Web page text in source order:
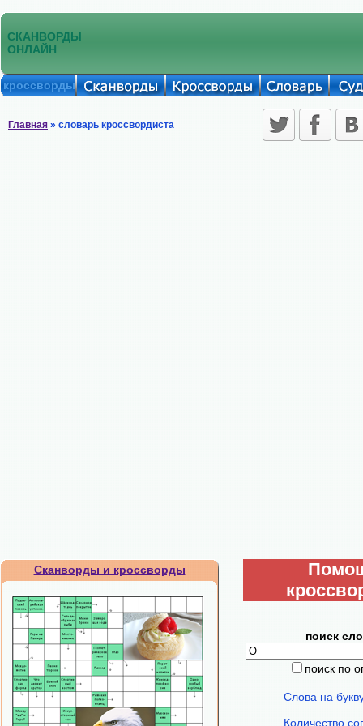
СКАНВОРДЫ
ОНЛАЙН
кроссворды
Главная » словарь кроссвордиста
Сканворды и кроссворды
поиск
поиск по
Слова на
Количество